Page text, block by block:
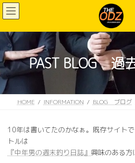
コ
ン
ン
へ
ス
キ
ッ
プ
ナ
ビ
ー
ョ
ン
に
移
動
PAST BLOG 過
HOME INFORMATION BLOG ブログ
10年は書いてたのかなぁ。既存サイト
トルは
『中年男の週末釣り日誌』 興味のある方